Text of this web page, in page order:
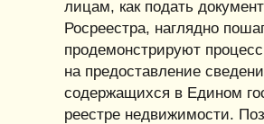
лицам, как подать
Росреестра, наглядно
продемонстрируют
на предоставление
содержащихся в Едином
реестре недвижимости.